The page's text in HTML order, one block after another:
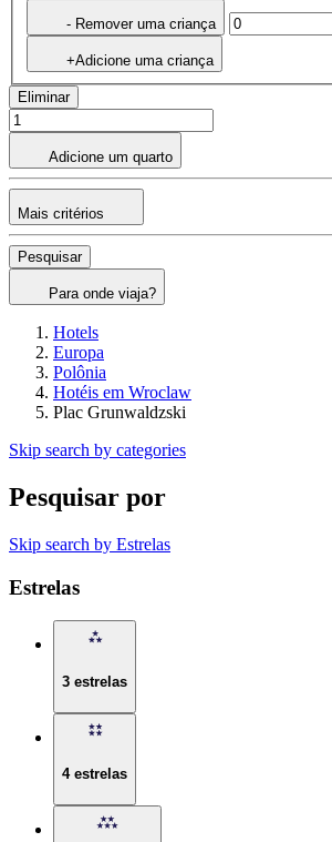
- Remover uma criança
+Adicione uma criança
Eliminar
Adicione um quarto
Mais critérios
Pesquisar
Para onde viaja?
Hotels
Europa
Polônia
Hotéis em Wroclaw
Plac Grunwaldzski
Skip search by categories
Pesquisar por
Skip search by Estrelas
Estrelas
3 estrelas
4 estrelas